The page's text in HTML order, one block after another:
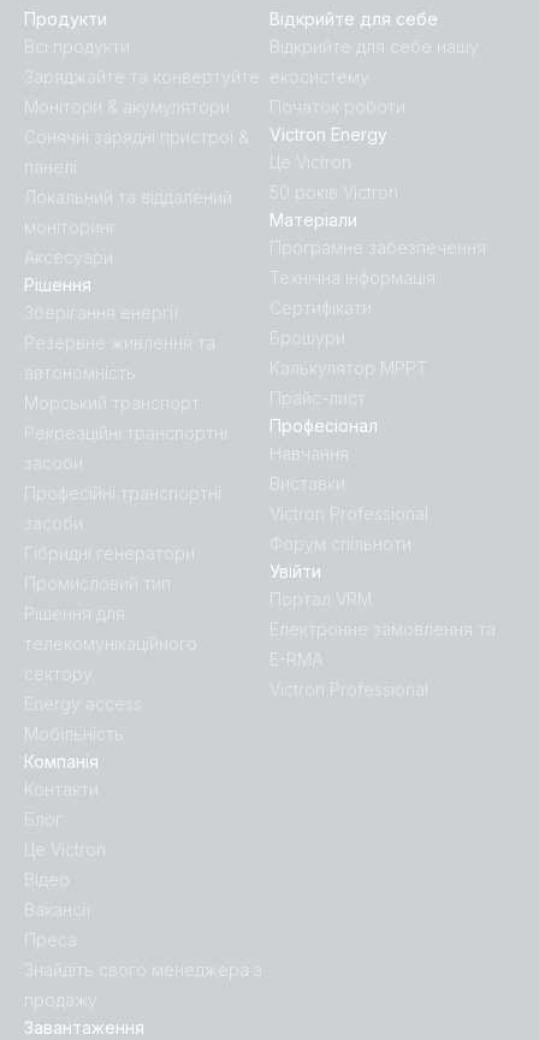
Продукти
Всі продукти
Заряджайте та конвертуйте
Монітори & акумулятори
Сонячні зарядні пристрої &
панелі
Локальний та віддалений
моніторинг
Аксесуари
Відкрийте для себе
Відкрийте для себе нашу
екосистему
Початок роботи
Victron Energy
Це Victron
50 років Victron
Завантаження
Рішення
Зберігання енергії
Резервне живлення та
автономність
Морський транспорт
Рекреаційні транспортні
засоби
Професійні транспортні
засоби
Гібридні генератори
Промисловий тип
Рішення для
телекомунікаційного
сектору
Energy access
Мобільність
Компанія
Контакти
Блог
Це Victron
Відео
Вакансії
Преса
Знайдіть свого менеджера з
продажу
Матеріали
Програмне забезпечення
Технічна інформація
Сертифікати
Брошури
Калькулятор MPPT
Прайс-лист
Професіонал
Навчання
Виставки
Victron Professional
Форум спільноти
Увійти
Портал VRM
Електронне замовлення та
E-RMA
Victron Professional